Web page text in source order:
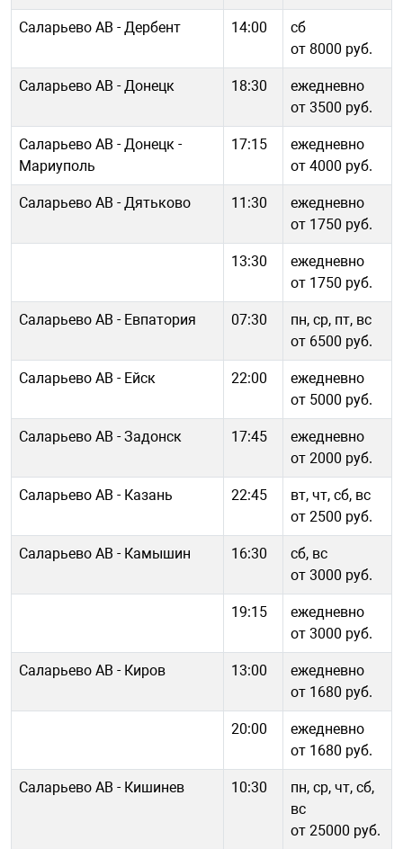
Саларьево АВ - Дербент 14:00
сб
от 8000 руб.
Саларьево АВ - Донецк 18:30
ежедневно
от 3500 руб.
Саларьево АВ - Донецк -
Мариуполь
17:15
ежедневно
от 4000 руб.
Саларьево АВ - Дятьково 11:30
ежедневно
от 1750 руб.
13:30
ежедневно
от 1750 руб.
Саларьево АВ - Евпатория 07:30
пн, ср, пт, вс
от 6500 руб.
Саларьево АВ - Ейск 22:00
ежедневно
от 5000 руб.
Саларьево АВ - Задонск 17:45
ежедневно
от 2000 руб.
Саларьево АВ - Казань 22:45
вт, чт, сб, вс
от 2500 руб.
Саларьево АВ - Камышин 16:30
сб, вс
от 3000 руб.
19:15
ежедневно
от 3000 руб.
Саларьево АВ - Киров 13:00
ежедневно
от 1680 руб.
20:00
ежедневно
от 1680 руб.
Саларьево АВ - Кишинев 10:30
пн, ср, чт, сб,
вс
от 25000 руб.